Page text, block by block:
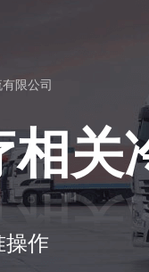
有限公司
相关
操作